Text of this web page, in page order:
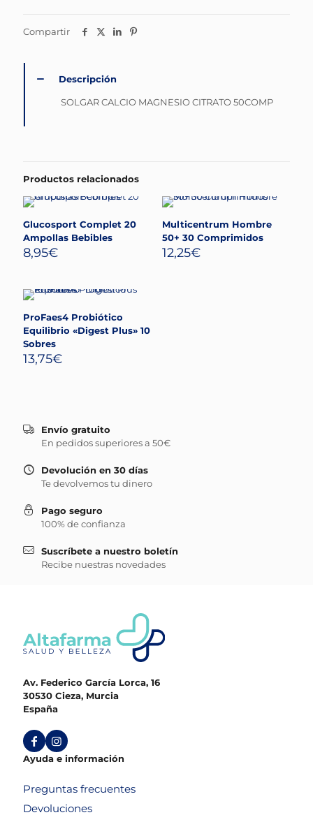
Compartir
Descripción
SOLGAR CALCIO MAGNESIO CITRATO 50COMP
Productos relacionados
Glucosport Complet 20
Ampollas Bebibles
8,95€
Multicentrum Hombre
50+ 30 Comprimidos
12,25€
ProFaes4 Probiótico
Equilibrio «Digest Plus» 10
Sobres
13,75€
Envío gratuito
En pedidos superiores a 50€
Devolución en 30 días
Te devolvemos tu dinero
Pago seguro
100% de confianza
Suscríbete a nuestro boletín
Recibe nuestras novedades
Av. Federico García Lorca, 16
30530 Cieza, Murcia
España
Ayuda e información
Preguntas frecuentes
Devoluciones